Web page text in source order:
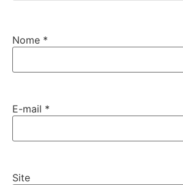
Nome *
E-mail *
Site